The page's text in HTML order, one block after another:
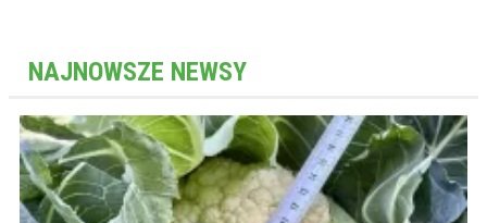
NAJNOWSZE NEWSY